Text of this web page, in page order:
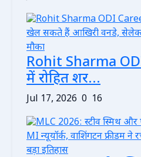
Rohit Sharma
में रोहित शर...
Jul 17, 2026 0 16